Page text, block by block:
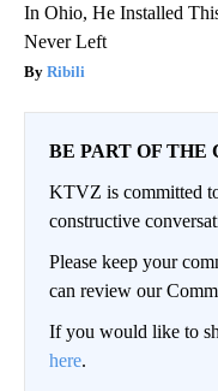
In Ohio, He Installed
Never Left
Ribili
BE PART OF THE
KTVZ is committed
constructive
Please keep your
can review our
If you would like to
here.